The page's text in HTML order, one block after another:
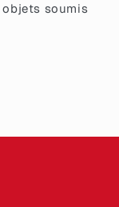
objets soumis